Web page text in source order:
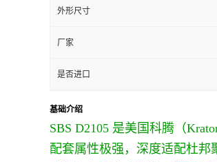
外形尺寸
厂家
是否进口
基础介绍
SBS D2105 是美国科腾（
配套属性极强，深度适配杜邦